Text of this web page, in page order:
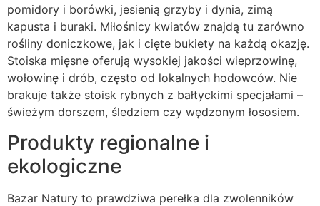
pomidory i borówki, jesienią grzyby i dynia, zimą
kapusta i buraki. Miłośnicy kwiatów znajdą tu zarówno
rośliny doniczkowe, jak i cięte bukiety na każdą okazję.
Stoiska mięsne oferują wysokiej jakości wieprzowinę,
wołowinę i drób, często od lokalnych hodowców. Nie
brakuje także stoisk rybnych z bałtyckimi specjałami –
świeżym dorszem, śledziem czy wędzonym łososiem.
Produkty regionalne i
ekologiczne
Bazar Natury to prawdziwa perełka dla zwolenników